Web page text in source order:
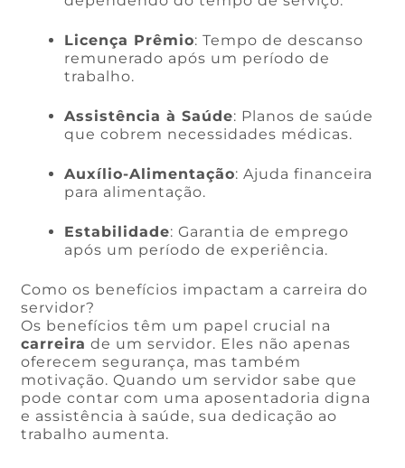
Licença Prêmio: Tempo de descanso
remunerado após um período de
trabalho.
Assistência à Saúde: Planos de saúde
que cobrem necessidades médicas.
Auxílio-Alimentação: Ajuda financeira
para alimentação.
Estabilidade: Garantia de emprego
após um período de experiência.
Como os benefícios impactam a carreira do
servidor?
Os benefícios têm um papel crucial na
carreira de um servidor. Eles não apenas
oferecem segurança, mas também
motivação. Quando um servidor sabe que
pode contar com uma aposentadoria digna
e assistência à saúde, sua dedicação ao
trabalho aumenta.